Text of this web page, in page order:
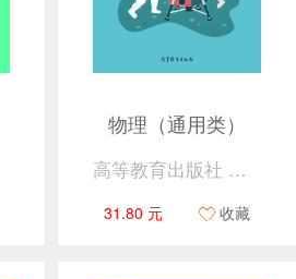
物理（通用类）
高等教育出版社 教材发展研究所 组编
31.80 元 收藏